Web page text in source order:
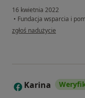
16 kwietnia 2022
• Fundacja wsparcia i
w opinii użytkownika
zgłoś nadużycie
K Karina